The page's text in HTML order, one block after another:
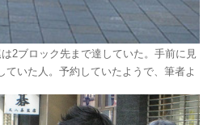
2ブロック先まで達していた。手前に見
ていた人。予約していたようで、筆者よ